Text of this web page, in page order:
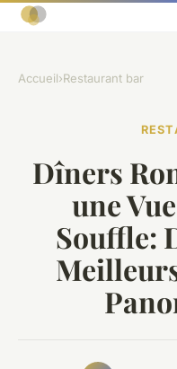
Accueil›Restaurant bar
Dîners
une
Souffle: